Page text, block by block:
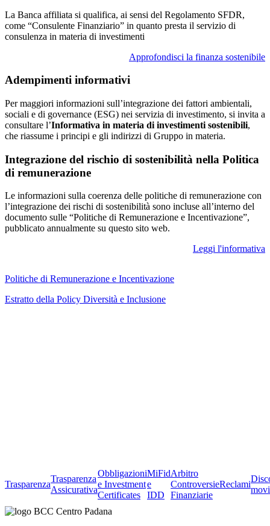
La Banca affiliata si qualifica, ai sensi del Regolamento SFDR,
come “Consulente Finanziario” in quanto presta il servizio di
consulenza in materia di investimenti
Approfondisci la finanza sostenibile
Adempimenti informativi
Per maggiori informazioni sull’integrazione dei fattori ambientali,
sociali e di governance (ESG) nei servizia di investimento, si invita a
consultare l’Informativa in materia di investimenti sostenibili,
che riassume i principi e gli indirizzi di Gruppo in materia.
Integrazione del rischio di sostenibilità nella Politica
di remunerazione
Le informazioni sulla coerenza delle politiche di remunerazione con
l’integrazione dei rischi di sostenibilità sono incluse all’interno del
documento sulle “Politiche di Remunerazione e Incentivazione”,
pubblicato annualmente su questo sito web.
Leggi l'informativa
Politiche di Remunerazione e Incentivazione
Estratto della Policy Diversità e Inclusione
Trasparenza
Trasparenza
Assicurativa
Obbligazioni
e Investment
Certificates
MiFid
e
IDD
Arbitro
Controversie
Finanziarie
Reclami